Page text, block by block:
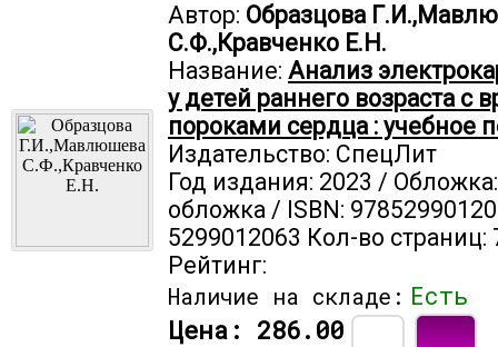
Автор: Образцова
С.Ф.,Кравченко Е.Н.
Название: Анализ
у детей раннего возраста
пороками сердца : учебное
Издательство: СпецЛит
Год издания: 2023 /
обложка / ISBN:
5299012063 Кол-во страниц:
Рейтинг:
Наличие на складе: Есть
Цена: 286.00